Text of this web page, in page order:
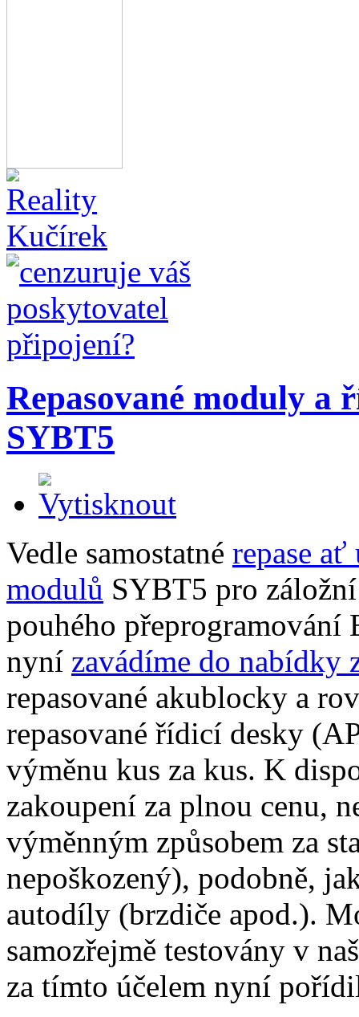
Repasované moduly a
SYBT5
Vedle samostatné repase
modulů SYBT5 pro
pouhého přeprogramování
nyní zavádíme do nabídky
repasované akublocky a
repasované řídicí desky
výměnu kus za kus. K
zakoupení za plnou cenu,
výměnným způsobem za
nepoškozený), podobně,
autodíly (brzdiče apod.).
samozřejmě testovány v
za tímto účelem nyní